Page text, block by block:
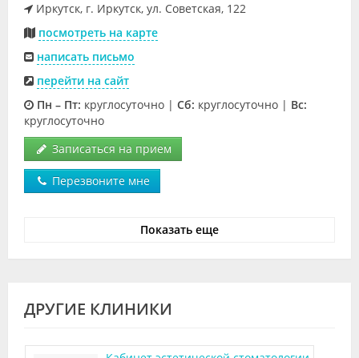
Иркутск, г. Иркутск, ул. Советская, 122
посмотреть на карте
написать письмо
перейти на сайт
Пн – Пт: круглосуточно | Cб: круглосуточно | Вс:
круглосуточно
Записаться на прием
Перезвоните мне
Показать еще
ДРУГИЕ КЛИНИКИ